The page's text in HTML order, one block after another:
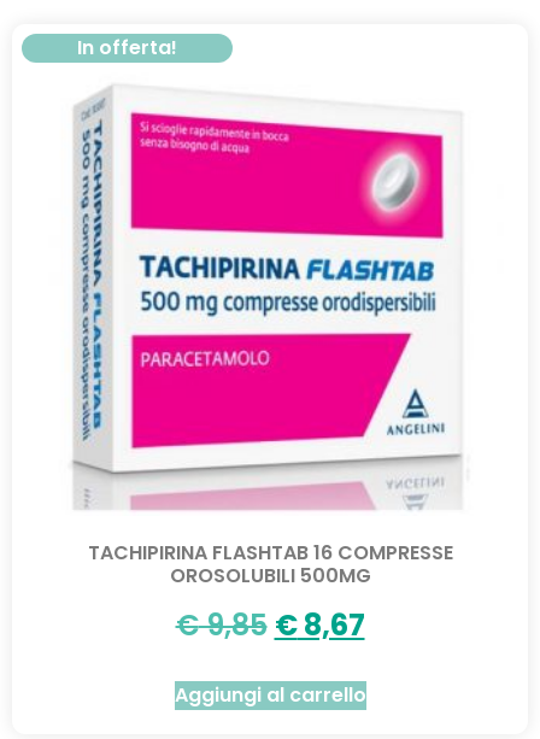
In offerta!
TACHIPIRINA FLASHTAB 16 COMPRESSE
OROSOLUBILI 500MG
€9,85 €8,67
Aggiungi al carrello